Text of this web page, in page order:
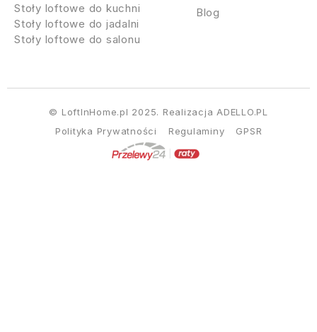
Blog
Stoły loftowe do kuchni
Stoły loftowe do jadalni
Stoły loftowe do salonu
Polityka Prywatności Regulaminy GPSR
© LoftInHome.pl 2025. Realizacja ADELLO.PL